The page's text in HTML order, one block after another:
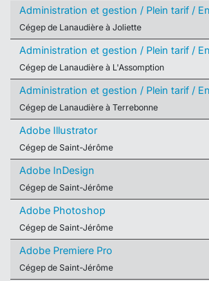
Administration et gestion / Plein tarif /
Cégep de Lanaudière à Joliette
Administration et gestion / Plein tarif /
Cégep de Lanaudière à L'Assomption
Administration et gestion / Plein tarif /
Cégep de Lanaudière à Terrebonne
Adobe Illustrator
Cégep de Saint-Jérôme
Adobe InDesign
Cégep de Saint-Jérôme
Adobe Photoshop
Cégep de Saint-Jérôme
Adobe Premiere Pro
Cégep de Saint-Jérôme